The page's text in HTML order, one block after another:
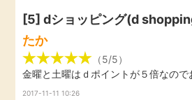
[5]dショッピング(d
たか
（5/5）
金曜と土曜はｄポイントが５倍なので
2017-11-11 10:26